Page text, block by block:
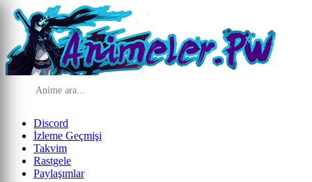
Discord
İzleme Geçmişi
Takvim
Rastgele
Paylaşımlar